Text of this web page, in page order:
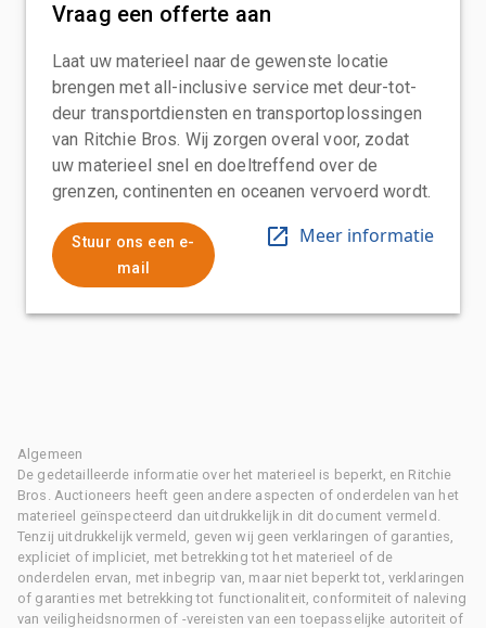
Vraag een offerte aan
Laat uw materieel naar de gewenste locatie
brengen met all-inclusive service met deur-tot-
deur transportdiensten en transportoplossingen
van Ritchie Bros. Wij zorgen overal voor, zodat
uw materieel snel en doeltreffend over de
grenzen, continenten en oceanen vervoerd wordt.
Stuur ons een e-
mail
Meer informatie
Algemeen
De gedetailleerde informatie over het materieel is beperkt, en Ritchie
Bros. Auctioneers heeft geen andere aspecten of onderdelen van het
materieel geïnspecteerd dan uitdrukkelijk in dit document vermeld.
Tenzij uitdrukkelijk vermeld, geven wij geen verklaringen of garanties,
expliciet of impliciet, met betrekking tot het materieel of de
onderdelen ervan, met inbegrip van, maar niet beperkt tot, verklaringen
of garanties met betrekking tot functionaliteit, conformiteit of naleving
van veiligheidsnormen of -vereisten van een toepasselijke autoriteit of